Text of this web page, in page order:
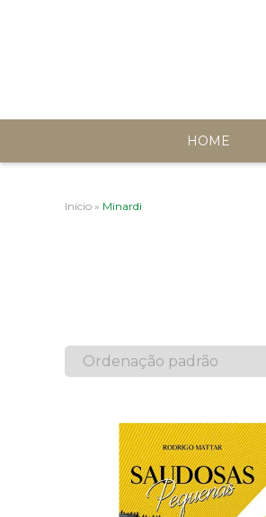
HOME
Início » Minardi